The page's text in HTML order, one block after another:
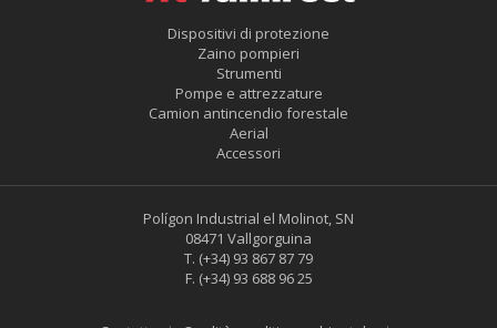
Dispositivi di protezione
Zaino pompieri
Strumenti
Pompe e attrezzature
Camion antincendio forestale
Aerial
Accessori
Polígon Industrial el Molinot, SN
08471 Vallgorguina
T. (+34) 93 867 87 79
F. (+34) 93 688 96 25
Salva impostazione Accetta tutti